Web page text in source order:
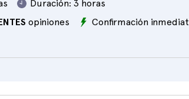
Duración: 3 horas
opiniones
Confirmación